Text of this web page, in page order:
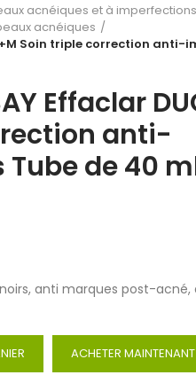
acnéiques et à imperfections
acnéiques
Soin triple correction
Effaclar
anti-
de 40
anti marques post-
ACHETER MAINTENANT